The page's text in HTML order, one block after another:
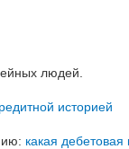
людей.
историей
какая